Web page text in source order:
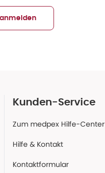
Kunden-Service
Zum medpex Hilfe-Center
Hilfe & Kontakt
Kontaktformular